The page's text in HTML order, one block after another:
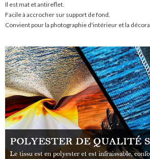
Il est mat et antireflet.
Facile à accrocher sur support de fond.
Convient pour la photographie d'intérieur et la